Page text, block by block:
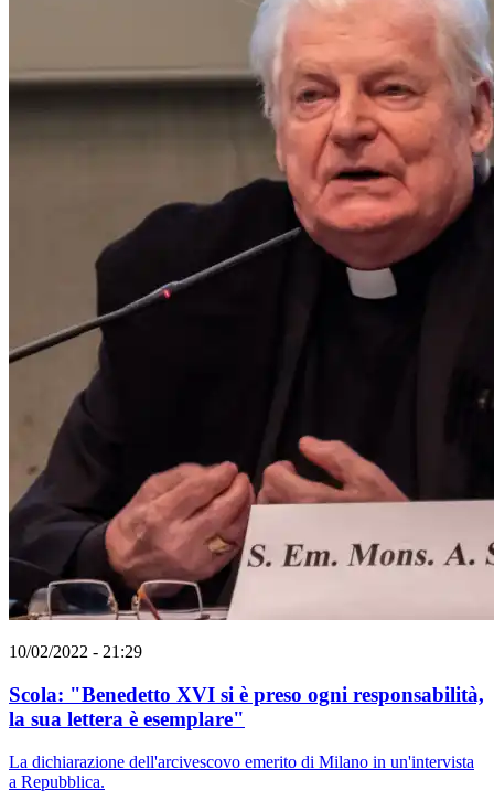
10/02/2022 - 21:29
Scola: "Benedetto XVI si è preso ogni responsabilità,
la sua lettera è esemplare"
La dichiarazione dell'arcivescovo emerito di Milano in un'intervista
a Repubblica.